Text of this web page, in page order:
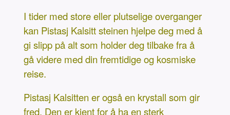
I tider med store eller plutselige overganger
kan Pistasj Kalsitt steinen hjelpe deg med å
gi slipp på alt som holder deg tilbake fra å
gå videre med din fremtidige og kosmiske
reise.
Pistasj Kalsitten er også en krystall som gir
fred. Den er kjent for å ha en sterk